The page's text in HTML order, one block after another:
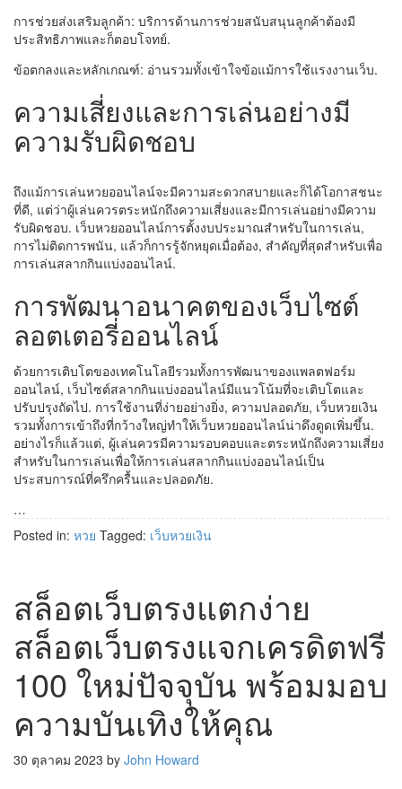
การช่วยส่งเสริมลูกค้า: บริการด้านการช่วยสนับสนุนลูกค้าต้องมี
ประสิทธิภาพและก็ตอบโจทย์.
ข้อตกลงและหลักเกณฑ์: อ่านรวมทั้งเข้าใจข้อแม้การใช้แรงงานเว็บ.
ความเสี่ยงและการเล่นอย่างมี
ความรับผิดชอบ
ถึงแม้การเล่นหวยออนไลน์จะมีความสะดวกสบายและก็ได้โอกาสชนะ
ที่ดี, แต่ว่าผู้เล่นควรตระหนักถึงความเสี่ยงและมีการเล่นอย่างมีความ
รับผิดชอบ. เว็บหวยออนไลน์การตั้งงบประมาณสำหรับในการเล่น,
การไม่ติดการพนัน, แล้วก็การรู้จักหยุดเมื่อต้อง, สำคัญที่สุดสำหรับเพื่อ
การเล่นสลากกินแบ่งออนไลน์.
การพัฒนาอนาคตของเว็บไซต์
ลอตเตอรี่ออนไลน์
ด้วยการเติบโตของเทคโนโลยีรวมทั้งการพัฒนาของแพลตฟอร์ม
ออนไลน์, เว็บไซต์สลากกินแบ่งออนไลน์มีแนวโน้มที่จะเติบโตและ
ปรับปรุงถัดไป. การใช้งานที่ง่ายอย่างยิ่ง, ความปลอดภัย, เว็บหวยเงิน
รวมทั้งการเข้าถึงที่กว้างใหญ่ทำให้เว็บหวยออนไลน์น่าดึงดูดเพิ่มขึ้น.
อย่างไรก็แล้วแต่, ผู้เล่นควรมีความรอบคอบและตระหนักถึงความเสี่ยง
สำหรับในการเล่นเพื่อให้การเล่นสลากกินแบ่งออนไลน์เป็น
ประสบการณ์ที่ครึกครื้นและปลอดภัย.
…
Posted in: หวย Tagged: เว็บหวยเงิน
สล็อตเว็บตรงแตกง่าย
สล็อตเว็บตรงแจกเครดิตฟรี
100 ใหม่ปัจจุบัน พร้อมมอบ
ความบันเทิงให้คุณ
30 ตุลาคม 2023 by John Howard